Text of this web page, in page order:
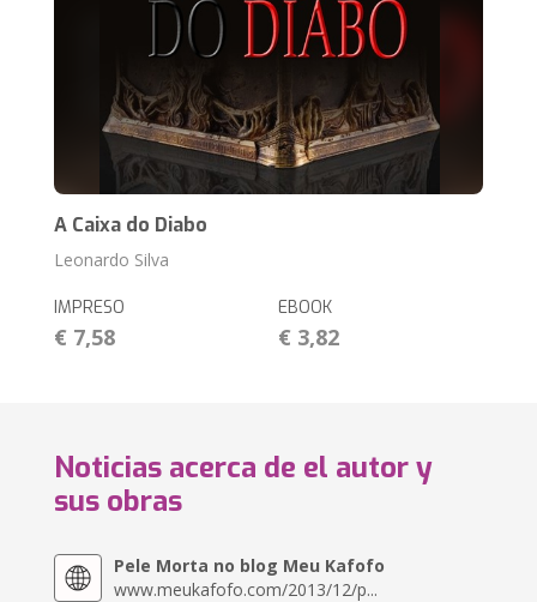
A Caixa do Diabo
Leonardo Silva
IMPRESO
€ 7,58
EBOOK
€ 3,82
Noticias acerca de el autor y
sus obras
Pele Morta no blog Meu Kafofo
www.meukafofo.com/2013/12/p...